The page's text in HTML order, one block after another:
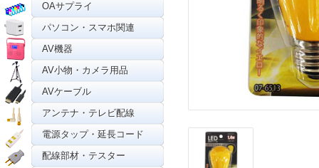
OAサプライ
パソコン・スマホ関連
AV機器
AV小物・カメラ用品
AVケーブル
アンテナ・テレビ配線
電源タップ・延長コード
配線部材・テスター